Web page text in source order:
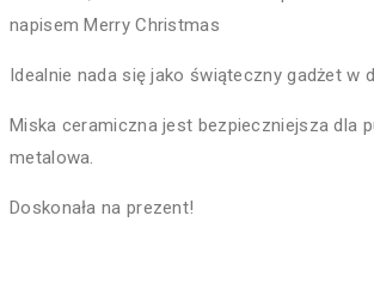
napisem Merry Christmas
Idealnie nada się jako świąteczny gadżet w
Miska ceramiczna jest bezpieczniejsza dla
metalowa.
Doskonała na prezent!